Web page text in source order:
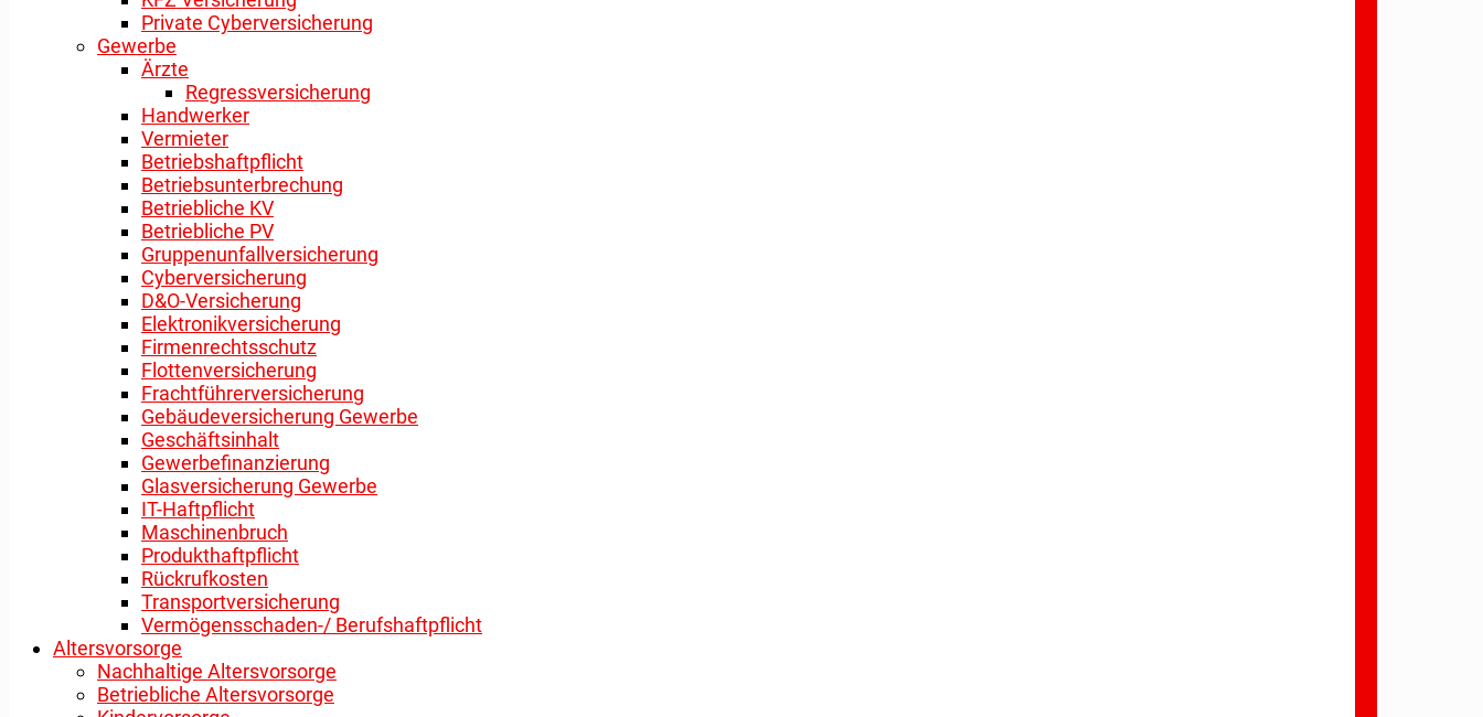
Private Cyberversicherung
Gewerbe
Ärzte
Regressversicherung
Handwerker
Vermieter
Betriebshaftpflicht
Betriebsunterbrechung
Betriebliche KV
Betriebliche PV
Gruppenunfallversicherung
Cyberversicherung
D&O-Versicherung
Elektronikversicherung
Firmenrechtsschutz
Flottenversicherung
Frachtführerversicherung
Gebäudeversicherung Gewerbe
Geschäftsinhalt
Gewerbefinanzierung
Glasversicherung Gewerbe
IT-Haftpflicht
Maschinenbruch
Produkthaftpflicht
Rückrufkosten
Transportversicherung
Vermögensschaden-/ Berufshaftpflicht
Altersvorsorge
Nachhaltige Altersvorsorge
Betriebliche Altersvorsorge